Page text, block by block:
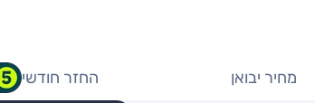
מחיר יבואן
החזר חודשי